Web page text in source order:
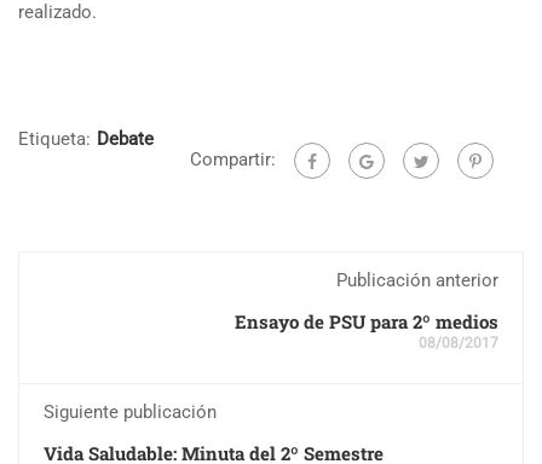
realizado.
Etiqueta: Debate
Compartir:
Publicación anterior
Ensayo de PSU para 2º medios
08/08/2017
Siguiente publicación
Vida Saludable: Minuta del 2º Semestre